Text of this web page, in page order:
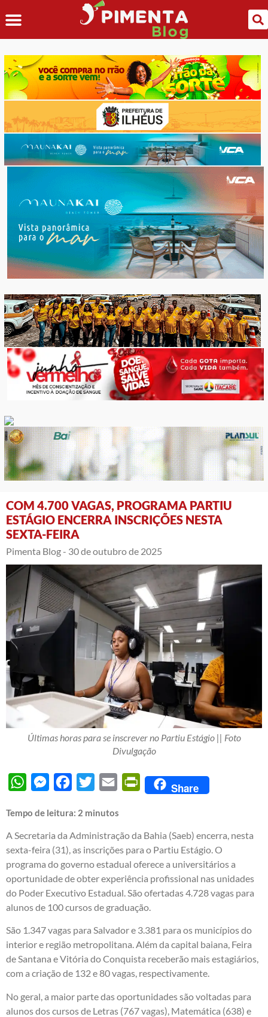
COM 4.700 VAGAS, PROGRAMA PARTIU
ESTÁGIO ENCERRA INSCRIÇÕES NESTA
SEXTA-FEIRA
Pimenta Blog - 30 de outubro de 2025
Últimas horas para se inscrever no Partiu Estágio || Foto
Divulgação
WhatsAppMessengerFacebook
Twitter Email PrintFriendly
Share
Tempo de leitura: 2 minutos
A Secretaria da Administração da Bahia (Saeb) encerra, nesta
sexta-feira (31), as inscrições para o Partiu Estágio. O
programa do governo estadual oferece a universitários a
oportunidade de obter experiência profissional nas unidades
do Poder Executivo Estadual. São ofertadas 4.728 vagas para
alunos de 100 cursos de graduação.
São 1.347 vagas para Salvador e 3.381 para os municípios do
interior e região metropolitana. Além da capital baiana, Feira
de Santana e Vitória do Conquista receberão mais estagiários,
com a criação de 132 e 80 vagas, respectivamente.
No geral, a maior parte das oportunidades são voltadas para
alunos dos cursos de Letras (767 vagas), Matemática (638) e